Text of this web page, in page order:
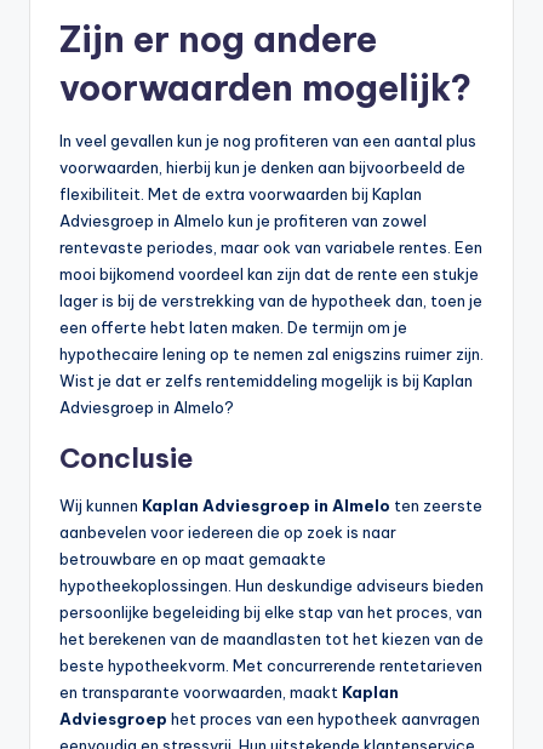
Zijn er nog andere
voorwaarden mogelijk?
In veel gevallen kun je nog profiteren van een aantal plus
voorwaarden, hierbij kun je denken aan bijvoorbeeld de
flexibiliteit. Met de extra voorwaarden bij Kaplan
Adviesgroep in Almelo kun je profiteren van zowel
rentevaste periodes, maar ook van variabele rentes. Een
mooi bijkomend voordeel kan zijn dat de rente een stukje
lager is bij de verstrekking van de hypotheek dan, toen je
een offerte hebt laten maken. De termijn om je
hypothecaire lening op te nemen zal enigszins ruimer zijn.
Wist je dat er zelfs rentemiddeling mogelijk is bij Kaplan
Adviesgroep in Almelo?
Conclusie
Wij kunnen Kaplan Adviesgroep in Almelo ten zeerste
aanbevelen voor iedereen die op zoek is naar
betrouwbare en op maat gemaakte
hypotheekoplossingen. Hun deskundige adviseurs bieden
persoonlijke begeleiding bij elke stap van het proces, van
het berekenen van de maandlasten tot het kiezen van de
beste hypotheekvorm. Met concurrerende rentetarieven
en transparante voorwaarden, maakt Kaplan
Adviesgroep het proces van een hypotheek aanvragen